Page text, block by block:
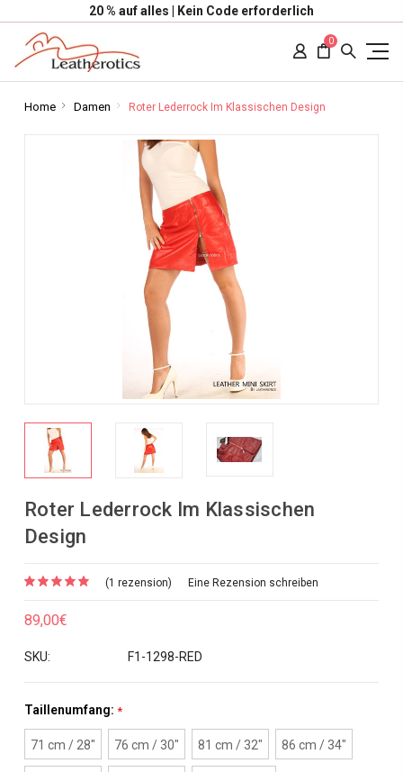
20 % auf alles | Kein Code erforderlich
0
Home Damen Roter Lederrock Im Klassischen Design
Roter Lederrock Im Klassischen
Design
(1 rezension) Eine Rezension schreiben
89,00€
SKU: F1-1298-RED
Taillenumfang: *
71 cm / 28" 76 cm / 30" 81 cm / 32" 86 cm / 34"